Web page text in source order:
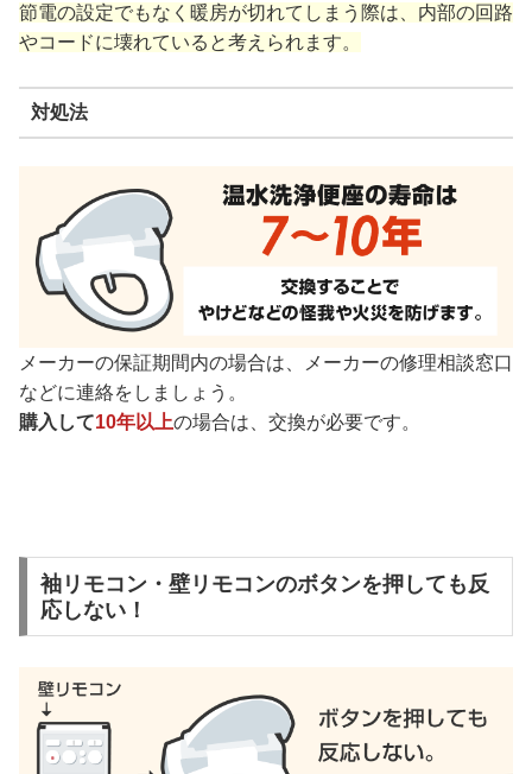
節電の設定でもなく暖房が切れてしまう際は、内部の回路
やコードに壊れていると考えられます。
対処法
メーカーの保証期間内の場合は、メーカーの修理相談窓口
などに連絡をしましょう。
購入して10年以上の場合は、交換が必要です。
袖リモコン・壁リモコンのボタンを押しても反
応しない！